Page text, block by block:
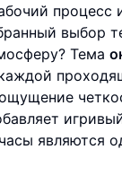
процесс
выбор
Тема
являются